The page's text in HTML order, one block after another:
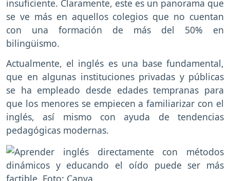
insuficiente. Claramente, este es un panorama que
se ve más en aquellos colegios que no cuentan
con una formación de más del 50% en
bilingüismo.
Actualmente, el inglés es una base fundamental,
que en algunas instituciones privadas y públicas
se ha empleado desde edades tempranas para
que los menores se empiecen a familiarizar con el
inglés, así mismo con ayuda de tendencias
pedagógicas modernas.